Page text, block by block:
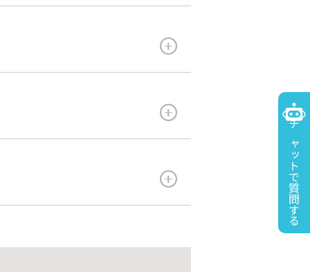
温泉・サウナ
写真を見る
用意しております。
ドッグランへ直接繋がって
平米】トイレ付「2部
チャットで質問する